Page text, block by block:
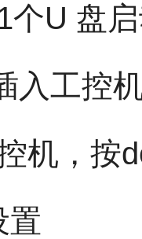
U 盘启
工控
，按